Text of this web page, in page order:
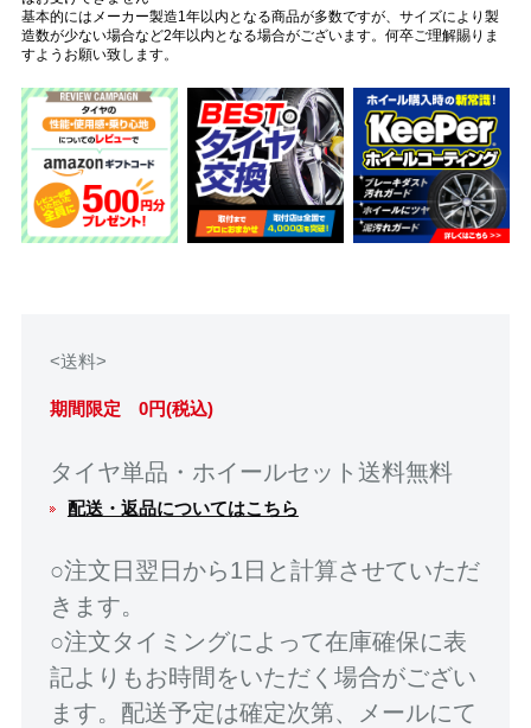
基本的にはメーカー製造1年以内となる商品が多数ですが、サイズにより製
造数が少ない場合など2年以内となる場合がございます。何卒ご理解賜りま
すようお願い致します。
<送料>
期間限定 0円(税込)
タイヤ単品・ホイールセット送料無料
配送・返品についてはこちら
○注文日翌日から1日と計算させていただ
きます。
○注文タイミングによって在庫確保に表
記よりもお時間をいただく場合がござい
ます。配送予定は確定次第、メールにて